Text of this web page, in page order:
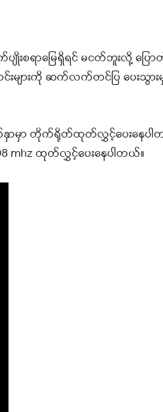
ရာမြေရှိရင် မငတ်ဘူးလို့ ပြော
ျားကို ဆက်လက်တင်ပြ ပေးသွားမှ
က်နှာမှာ တိုက်ရိုတ်ထုတ်လွှင့်ပေးနေပ
mhz ထုတ်လွှင့်ပေးနေပါတယ်။